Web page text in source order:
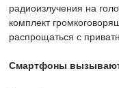
радиоизлучения на
комплект
распрощаться с
Смартфоны